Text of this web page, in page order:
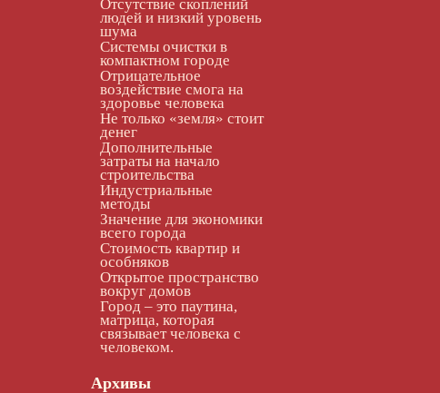
Отсутствие скоплений
людей и низкий уровень
шума
Системы очистки в
компактном городе
Отрицательное
воздействие смога на
здоровье человека
Не только «земля» стоит
денег
Дополнительные
затраты на начало
строительства
Индустриальные
методы
Значение для экономики
всего города
Стоимость квартир и
особняков
Открытое пространство
вокруг домов
Город – это паутина,
матрица, которая
связывает человека с
человеком.
Архивы